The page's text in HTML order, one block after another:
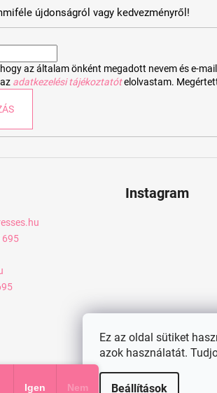
Ez az oldal sütiket
azok használatát.
Beállítások
újdonságról vagy kedvezményről!
az általam önként megadott nevem és e-
adatkezelési tájékoztatót elolvastam.
695
Instagram
Igen Nem